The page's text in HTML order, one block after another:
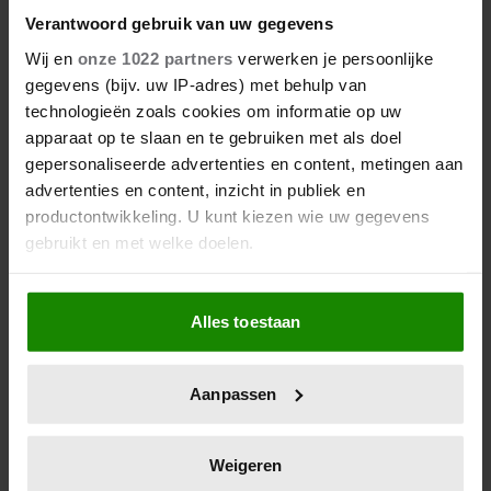
Verantwoord gebruik van uw gegevens
Wij en onze 1022 partners verwerken je persoonlijke
gegevens (bijv. uw IP-adres) met behulp van
technologieën zoals cookies om informatie op uw
apparaat op te slaan en te gebruiken met als doel
gepersonaliseerde advertenties en content, metingen aan
advertenties en content, inzicht in publiek en
productontwikkeling. U kunt kiezen wie uw gegevens
gebruikt en met welke doelen.
Als u het toestaat, willen we ook graag:
Informatie verzamelen over uw geografische locatie,
die tot een paar meter nauwkeurig kan zijn
op specifieke eigenschappen (fingerprinting)
verwerkt en stel uw voorkeuren in het
Alles toestaan
Aanpassen
Weigeren
Abonneren